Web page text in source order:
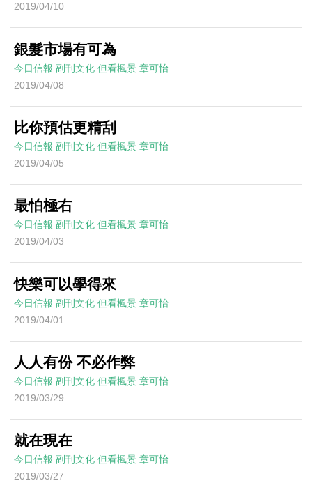
2019/04/10
銀髮市場有可為
今日信報 副刊文化 但看楓景 章可怡
2019/04/08
比你預估更精刮
今日信報 副刊文化 但看楓景 章可怡
2019/04/05
最怕極右
今日信報 副刊文化 但看楓景 章可怡
2019/04/03
快樂可以學得來
今日信報 副刊文化 但看楓景 章可怡
2019/04/01
人人有份 不必作弊
今日信報 副刊文化 但看楓景 章可怡
2019/03/29
就在現在
今日信報 副刊文化 但看楓景 章可怡
2019/03/27